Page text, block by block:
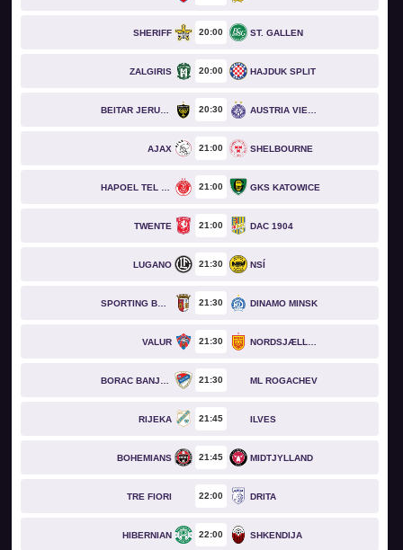
SHERIFF 20 00 ST. GALLEN
ZALGIRIS 20 00 HAJDUK SPLIT
BEITAR JERUSALEM 20 30
AJAX 21 00 SHELBOURNE
21 00 GKS KATOWICE
TWENTE 21 00 DAC 1904
LUGANO 21 30 NSÍ
SPORTING BRAGA 21 30 DINAMO MINSK
VALUR 21 30
21 30 ML ROGACHEV
RIJEKA 21 45 ILVES
BOHEMIANS 21 45 MIDTJYLLAND
TRE FIORI 22 00 DRITA
HIBERNIAN 22 00 SHKENDIJA